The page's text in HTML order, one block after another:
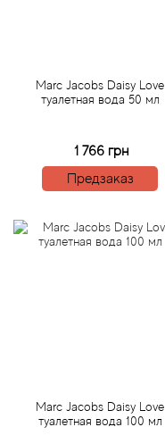
Marc Jacobs Daisy Love
туалетная вода 50 мл
1 766 грн
Предзаказ
Marc Jacobs Daisy Love
туалетная вода 100 мл
Baviphat
Benetton
Beyonce